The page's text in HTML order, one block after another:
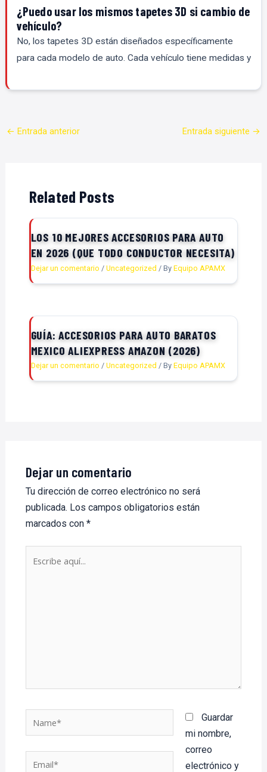
¿Puedo usar los mismos tapetes 3D si cambio de
vehículo?
No, los tapetes 3D están diseñados específicamente
para cada modelo de auto. Cada vehículo tiene medidas y
← Entrada anterior Entrada siguiente →
Related Posts
LOS 10 MEJORES ACCESORIOS PARA AUTO
EN 2026 (QUE TODO CONDUCTOR NECESITA)
Dejar un comentario / Uncategorized / By Equipo APAMX
GUÍA: ACCESORIOS PARA AUTO BARATOS
MEXICO ALIEXPRESS AMAZON (2026)
Dejar un comentario / Uncategorized / By Equipo APAMX
Dejar un comentario
Tu dirección de correo electrónico no será
publicada. Los campos obligatorios están
marcados con *
Guardar
mi nombre,
correo
electrónico y